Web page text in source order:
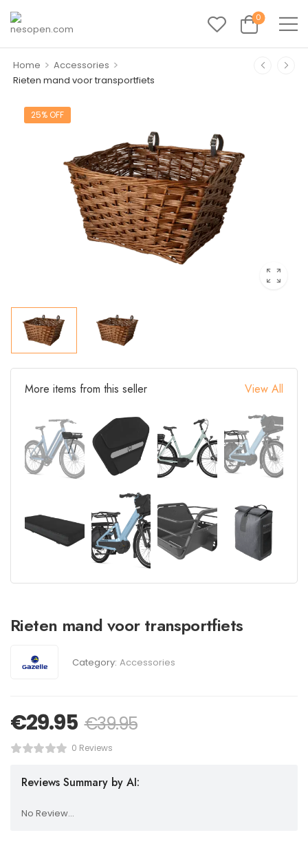
0
Home > Accessories >
Rieten mand voor transportfiets
25% OFF
More items from this seller View All
Rieten mand voor transportfiets
Category: Accessories
€29.95 €39.95
0 Reviews
Reviews Summary by AI:
No Review...